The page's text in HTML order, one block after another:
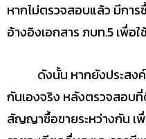
หากไม่ตรวจสอบแล้ว มีการ
อ้างอิงเอกสาร ภบท.5 เพื่อ
ดังนั้น หากยังประสงค์
กันเองจริง หลังตรวจสอบ
สัญญาซื้อขายระหว่างกัน เ